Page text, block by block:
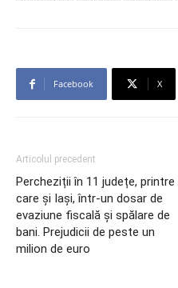
Facebook X
Articolul precedent
Percheziții în 11 județe, printre
care și Iași, într-un dosar de
evaziune fiscală și spălare de
bani. Prejudicii de peste un
milion de euro